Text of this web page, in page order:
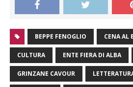
BEPPE FENOGLIO CENA AL
CULTURA ENTE FIERA DI ALBA
GRINZANE CAVOUR